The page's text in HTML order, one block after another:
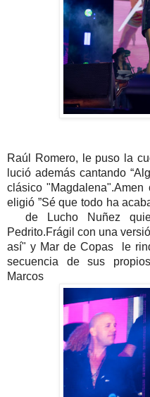
Raúl Romero, le puso la
lució además cantando
clásico "Magdalena".Amen
eligió ”Sé que todo ha
de Lucho Nuñez
Pedrito.Frágil con una
así" y Mar de Copas le
secuencia de sus
Marcos